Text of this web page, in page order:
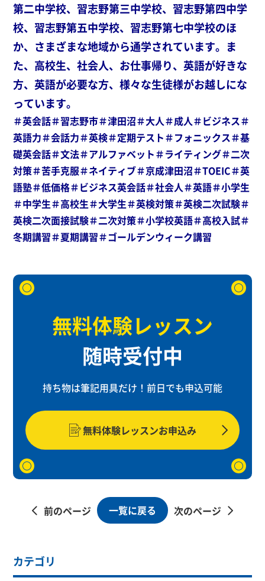
第二中学校、習志野第三中学校、習志野第四中学
校、習志野第五中学校、習志野第七中学校のほ
か、さまざまな地域から通学されています。ま
た、高校生、社会人、お仕事帰り、英語が好きな
方、英語が必要な方、様々な生徒様がお越しにな
っています。
＃英会話＃習志野市＃津田沼＃大人＃成人＃ビジネス＃
英語力＃会話力＃英検＃定期テスト＃フォニックス＃基
礎英会話＃文法＃アルファベット＃ライティング＃二次
対策＃苦手克服＃ネイティブ＃京成津田沼＃TOEIC＃英
語塾＃低価格＃ビジネス英会話＃社会人＃英語＃小学生
＃中学生＃高校生＃大学生＃英検対策＃英検二次試験＃
英検二次面接試験＃二次対策＃小学校英語＃高校入試＃
冬期講習＃夏期講習＃ゴールデンウィーク講習
無料体験レッスン
随時受付中
持ち物は筆記用具だけ！ 前日でも申込可能
無料体験レッスンお申込み
前のページ 一覧に戻る 次のページ
カテゴリ